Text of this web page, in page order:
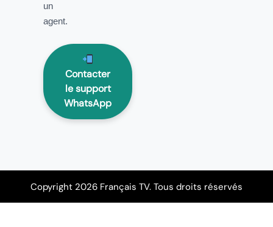
un
agent.
Contacter
le support
WhatsApp
Copyright 2026 Français TV. Tous droits réservés